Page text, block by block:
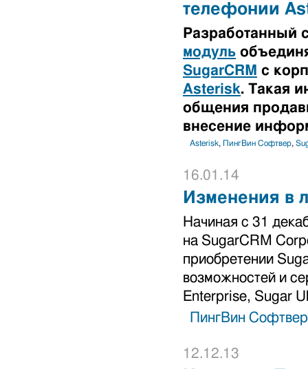
телефонии
Разработанный
модуль
SugarCRM с
Asterisk. Такая
общения
внесение
Asterisk, ПингВин Софтвер,
16.01.14
Изменения в
Начиная с 31
на SugarCRM
приобретении
возможностей и
Enterprise, Sugar
ПингВин Софтвер
12.12.13